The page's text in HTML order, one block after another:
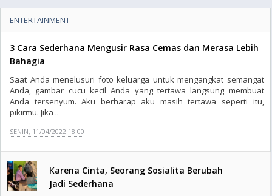
ENTERTAINMENT
3 Cara Sederhana Mengusir Rasa Cemas dan Merasa Lebih
Bahagia
Saat Anda menelusuri foto keluarga untuk mengangkat semangat
Anda, gambar cucu kecil Anda yang tertawa langsung membuat
Anda tersenyum. Aku berharap aku masih tertawa seperti itu,
pikirmu. Jika ..
SENIN, 11/04/2022 18:00
Karena Cinta, Seorang Sosialita Berubah
Jadi Sederhana